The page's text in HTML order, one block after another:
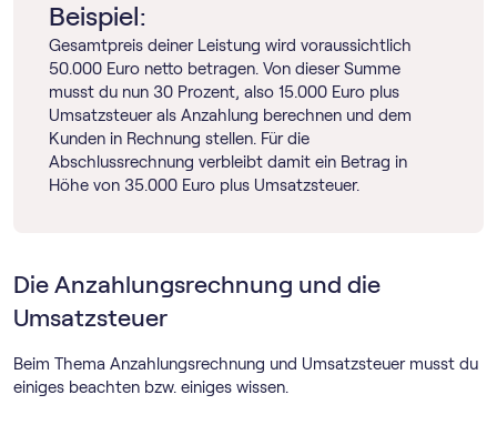
Beispiel:
Gesamtpreis deiner Leistung wird voraussichtlich
50.000 Euro netto betragen. Von dieser Summe
musst du nun 30 Prozent, also 15.000 Euro plus
Umsatzsteuer als Anzahlung berechnen und dem
Kunden in Rechnung stellen. Für die
Abschlussrechnung verbleibt damit ein Betrag in
Höhe von 35.000 Euro plus Umsatzsteuer.
Die Anzahlungsrechnung und die
Umsatzsteuer
Beim Thema Anzahlungsrechnung und Umsatzsteuer musst du
einiges beachten bzw. einiges wissen.